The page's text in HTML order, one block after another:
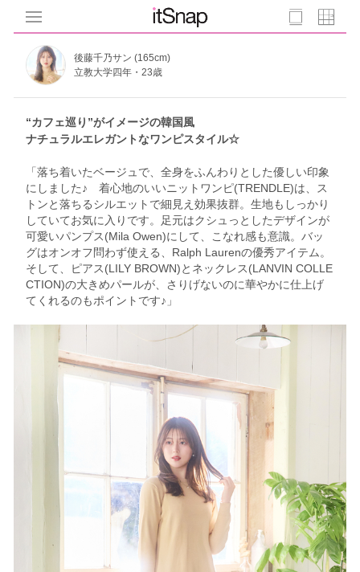
後藤千乃サン (165cm)
立教大学四年・23歳
“カフェ巡り”がイメージの韓国風
ナチュラルエレガントなワンピスタイル☆
「落ち着いたベージュで、全身をふんわりとした優しい印象
にしました♪ 着心地のいいニットワンピ(TRENDLE)は、ス
トンと落ちるシルエットで細見え効果抜群。生地もしっかり
していてお気に入りです。足元はクシュっとしたデザインが
可愛いパンプス(Mila Owen)にして、こなれ感も意識。バッ
グはオンオフ問わず使える、Ralph Laurenの優秀アイテム。
そして、ピアス(LILY BROWN)とネックレス(LANVIN COLLE
CTION)の大きめパールが、さりげないのに華やかに仕上げ
てくれるのもポイントです♪」